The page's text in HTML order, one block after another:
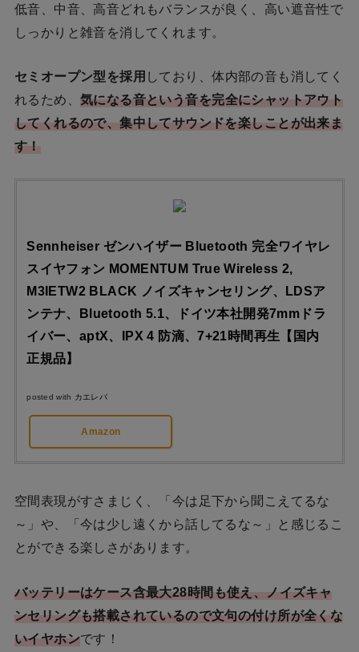
低音、中音、高音どれもバランスが良く、高い遮音性で
しっかりと雑音を消してくれます。
セミオープン型を採用 しており、体内部の音も消してく
れるため、 気になる音という音を完全にシャットアウト
してくれるので、集中してサウンドを楽しことが出来ま
す！
Sennheiser ゼンハイザー Bluetooth 完全ワイヤレ
スイヤフォン MOMENTUM True Wireless 2,
M3IETW2 BLACK ノイズキャンセリング、LDSア
ンテナ、Bluetooth 5.1、ドイツ本社開発7mmドラ
イバー、aptX、IPX 4 防滴、7+21時間再生【国内
正規品】
posted with カエレバ
Amazon
空間表現がすさまじく、「今は足下から聞こえてるな
～」や、「今は少し遠くから話してるな～」と感じるこ
とができる楽しさがあります。
バッテリーはケース含最大28時間 も使え、
ノイズキャ
ンセリングも搭載されているので文句の付け所が全くな
いイヤホンです！